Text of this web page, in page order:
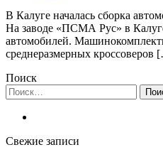
В Калуге началась сборка
На заводе «ПСМА Рус» в
автомобилей.
среднеразмерных кроссоверов
Поиск
Найти:
Свежие записи